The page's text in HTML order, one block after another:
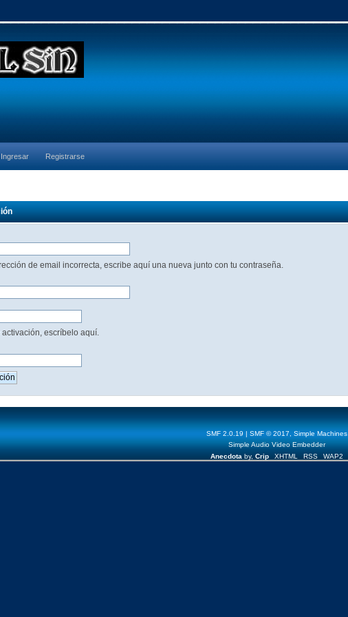
Ingresar Registrarse
de email incorrecta, escribe aquí una nueva junto con tu contraseña.
escríbelo aquí.
SMF 2.0.19 | SMF © 2017, Simple Machines
Simple Audio Video Embedder
Anecdota by, Crip XHTML RSS WAP2